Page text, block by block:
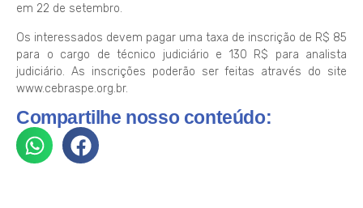
em 22 de setembro.
Os interessados devem pagar uma taxa de inscrição de R$ 85
para o cargo de técnico judiciário e 130 R$ para analista
judiciário. As inscrições poderão ser feitas através do site
www.cebraspe.org.br.
Compartilhe nosso conteúdo: